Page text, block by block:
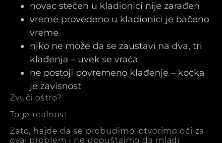
novac stečen u kladionici nije zarađen
vreme provedeno u kladionici je bačeno
vreme
niko ne može da se zaustavi na dva, tri
klađenja – uvek se vraća
ne postoji povremeno klađenje – kocka
je zavisnost
Zvuči oštro?
To je realnost.
Zato, hajde da se probudimo: otvorimo oči za
ovaj problem i ne dopuštajmo da mladi